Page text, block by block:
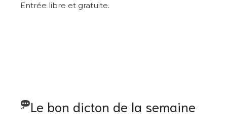
Entrée libre et gratuite.
Le bon dicton de la semaine